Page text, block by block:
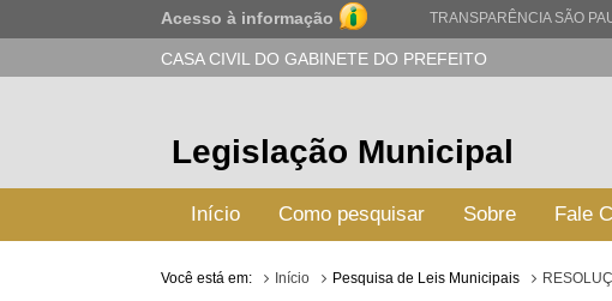
Acesso à informação TRANSPARÊNCIA SÃO
CASA CIVIL DO GABINETE DO PREFEITO
Legislação Municipal
Início Como pesquisar Sobre Fale
Você está em: Início Pesquisa de Leis Municipais